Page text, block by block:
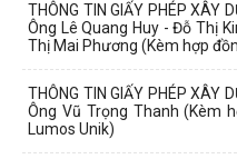
THÔNG TIN GIẤY PHÉP XÂY
Ông Lê Quang Huy - Đỗ Thị
Thị Mai Phương (Kèm hợp
THÔNG TIN GIẤY PHÉP XÂY
Ông Vũ Trọng Thanh (Kèm
Lumos Unik)